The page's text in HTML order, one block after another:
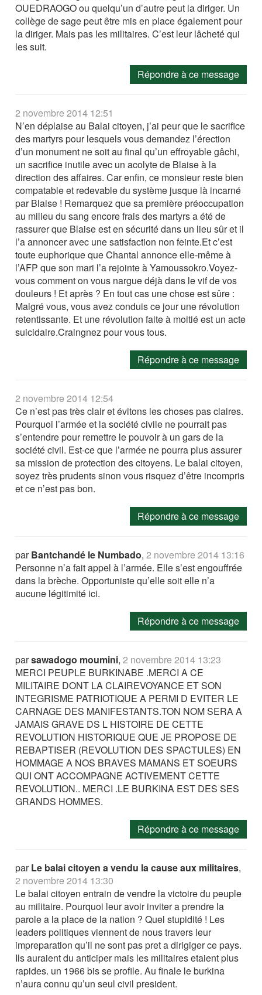
OUEDRAOGO ou quelqu’un d’autre peut la diriger. Un
collège de sage peut être mis en place également pour
la diriger. Mais pas les militaires. C’est leur lâcheté qui
les suit.
Répondre à ce message
2 novembre 2014 12:51
N’en déplaise au Balai citoyen, j’ai peur que le sacrifice
des martyrs pour lesquels vous demandez l’érection
d’un monument ne soit au final qu’un effroyable gâchi,
un sacrifice inutile avec un acolyte de Blaise à la
direction des affaires. Car enfin, ce monsieur reste bien
compatable et redevable du système jusque là incarné
par Blaise ! Remarquez que sa première préoccupation
au milieu du sang encore frais des martyrs a été de
rassurer que Blaise est en sécurité dans un lieu sûr et il
l’a annoncer avec une satisfaction non feinte.Et c’est
toute euphorique que Chantal annonce elle-même à
l’AFP que son mari l’a rejointe à Yamoussokro.Voyez-
vous comment on vous nargue déjà dans le vif de vos
douleurs ! Et après ? En tout cas une chose est sûre :
Malgré vous, vous avez conduis ce jour une révolution
retentissante. Et une révolution faite à moitié est un acte
suicidaire.Craingnez pour vous tous.
Répondre à ce message
2 novembre 2014 12:54
Ce n’est pas très clair et évitons les choses pas claires.
Pourquoi l’armée et la société civile ne pourrait pas
s’entendre pour remettre le pouvoir à un gars de la
société civil. Est-ce que l’armée ne pourra plus assurer
sa mission de protection des citoyens. Le balai citoyen,
soyez très prudents sinon vous risquez d’être incompris
et ce n’est pas bon.
Répondre à ce message
parBantchandé le Numbado,2 novembre 2014 13:16
Personne n’a fait appel à l’armée. Elle s’est engouffrée
dans la brèche. Opportuniste qu’elle soit elle n’a
aucune légitimité ici.
Répondre à ce message
parsawadogo moumini,2 novembre 2014 13:23
MERCI PEUPLE BURKINABE .MERCI A CE
MILITAIRE DONT LA CLAIREVOYANCE ET SON
INTEGRISME PATRIOTIQUE A PERMI D EVITER LE
CARNAGE DES MANIFESTANTS.TON NOM SERA A
JAMAIS GRAVE DS L HISTOIRE DE CETTE
REVOLUTION HISTORIQUE QUE JE PROPOSE DE
REBAPTISER (REVOLUTION DES SPACTULES) EN
HOMMAGE A NOS BRAVES MAMANS ET SOEURS
QUI ONT ACCOMPAGNE ACTIVEMENT CETTE
REVOLUTION.. MERCI .LE BURKINA EST DES SES
GRANDS HOMMES.
Répondre à ce message
parLe balai citoyen a vendu la cause aux militaires,
2 novembre 2014 13:30
Le balai citoyen entrain de vendre la victoire du peuple
au militaire. Pourquoi leur avoir inviter a prendre la
parole a la place de la nation ? Quel stupidité ! Les
leaders politiques viennent de nous travers leur
impreparation qu’il ne sont pas pret a dirigiger ce pays.
Ils auraient du anticiper mais les militaires etaient plus
rapides. un 1966 bis se profile. Au finale le burkina
n’aura connu qu’un seul civil president.